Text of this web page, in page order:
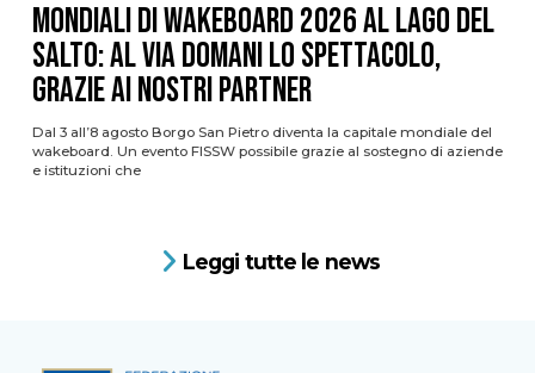
Mondiali di Wakeboard 2026 al Lago del
Salto: al via domani lo spettacolo,
grazie ai nostri Partner
Dal 3 all’8 agosto Borgo San Pietro diventa la capitale mondiale del
wakeboard. Un evento FISSW possibile grazie al sostegno di aziende
e istituzioni che
Leggi tutte le news